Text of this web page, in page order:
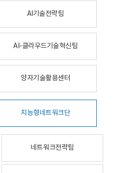
AI기술전략팀
AI-클라우드기술혁신팀
양자기술활용센터
지능형네트워크단
네트워크전략팀